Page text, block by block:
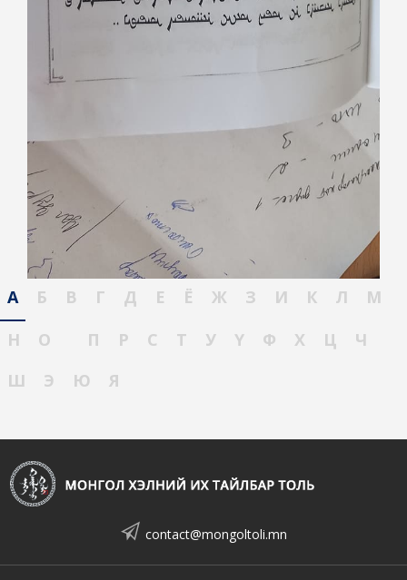
А Б В Г Д Е Ё Ж З И К Л
М
Н
О П Р С Т У Ү Ф Х Ц
Ч
Ш
Э Ю Я
contact@mongoltoli.mn